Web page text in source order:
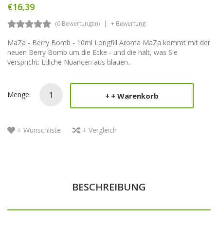
€16,39
(0 Bewertungen) + Bewertung
MaZa - Berry Bomb - 10ml Longfill Aroma MaZa kommt mit der
neuen Berry Bomb um die Ecke - und die hält, was Sie
verspricht: Etliche Nuancen aus blauen..
Menge + Warenkorb
+ Wunschliste + Vergleich
BESCHREIBUNG